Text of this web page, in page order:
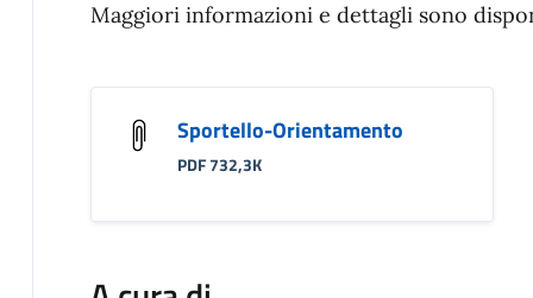
Maggiori informazioni e dettagli sono
Sportello-Orientamento
PDF 732,3K